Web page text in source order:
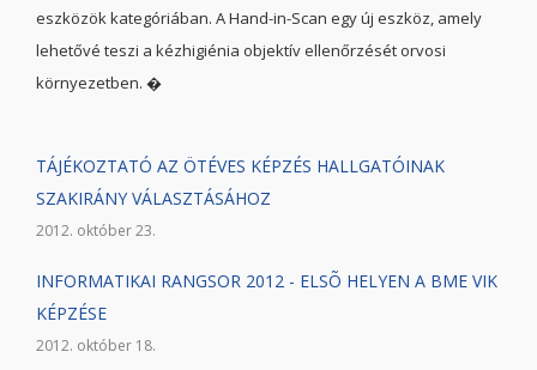
eszközök kategóriában. A Hand-in-Scan egy új eszköz, amely
lehetővé teszi a kézhigiénia objektív ellenőrzését orvosi
környezetben. �
TÁJÉKOZTATÓ AZ ÖTÉVES KÉPZÉS HALLGATÓINAK
SZAKIRÁNY VÁLASZTÁSÁHOZ
2012. október 23.
INFORMATIKAI RANGSOR 2012 - ELSÕ HELYEN A BME VIK
KÉPZÉSE
2012. október 18.